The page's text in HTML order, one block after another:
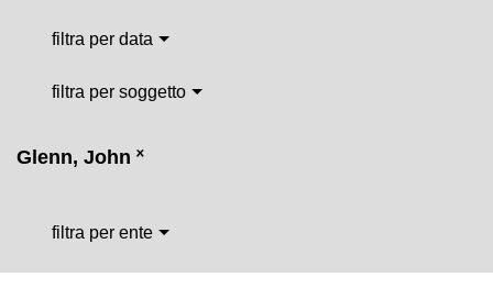
filtra per data
filtra per soggetto
Glenn, John ˟
filtra per ente